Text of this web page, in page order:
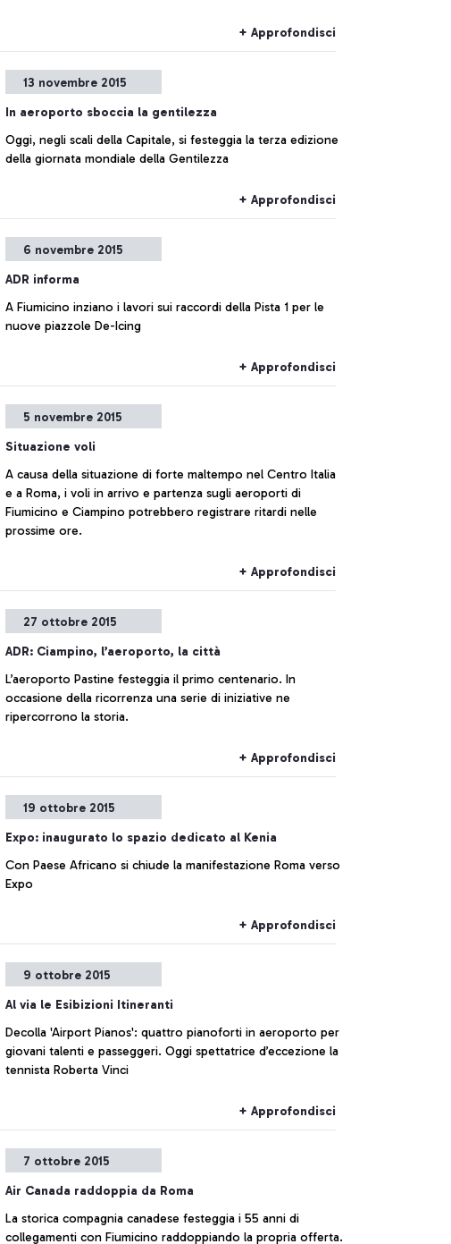
+ Approfondisci
13 novembre 2015
In aeroporto sboccia la gentilezza
Oggi, negli scali della Capitale, si festeggia la terza edizione
della giornata mondiale della Gentilezza
+ Approfondisci
6 novembre 2015
ADR informa
A Fiumicino inziano i lavori sui raccordi della Pista 1 per le
nuove piazzole De-Icing
+ Approfondisci
5 novembre 2015
Situazione voli
A causa della situazione di forte maltempo nel Centro Italia
e a Roma, i voli in arrivo e partenza sugli aeroporti di
Fiumicino e Ciampino potrebbero registrare ritardi nelle
prossime ore.
+ Approfondisci
27 ottobre 2015
ADR: Ciampino, l’aeroporto, la città
L’aeroporto Pastine festeggia il primo centenario. In
occasione della ricorrenza una serie di iniziative ne
ripercorrono la storia.
+ Approfondisci
19 ottobre 2015
Expo: inaugurato lo spazio dedicato al Kenia
Con Paese Africano si chiude la manifestazione Roma verso
Expo
+ Approfondisci
9 ottobre 2015
Al via le Esibizioni Itineranti
Decolla 'Airport Pianos': quattro pianoforti in aeroporto per
giovani talenti e passeggeri. Oggi spettatrice d’eccezione la
tennista Roberta Vinci
+ Approfondisci
7 ottobre 2015
Air Canada raddoppia da Roma
La storica compagnia canadese festeggia i 55 anni di
collegamenti con Fiumicino raddoppiando la propria offerta.